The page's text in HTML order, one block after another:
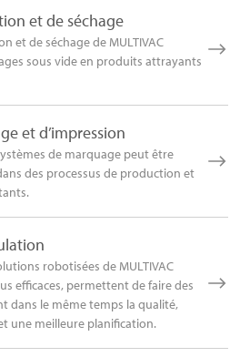
et de séchage
et de séchage de MULTIVAC
sous vide en produits attrayants
et d’impression
de marquage peut être
des processus de production et
robotisées de MULTIVAC
efficaces, permettent de faire des
dans le même temps la qualité,
une meilleure planification.